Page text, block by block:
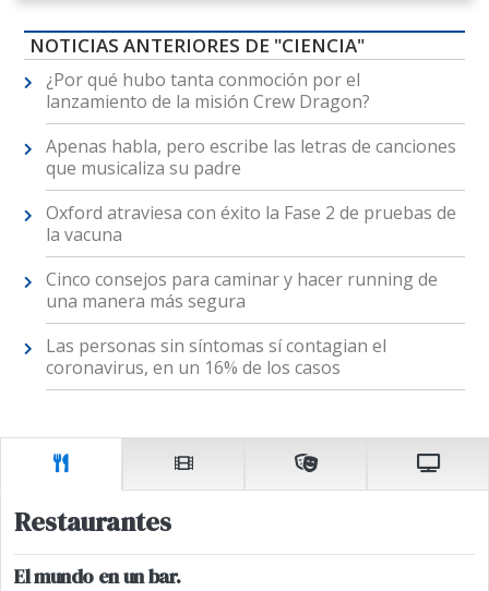
NOTICIAS ANTERIORES DE "CIENCIA"
¿Por qué hubo tanta conmoción por el
lanzamiento de la misión Crew Dragon?
Apenas habla, pero escribe las letras de canciones
que musicaliza su padre
Oxford atraviesa con éxito la Fase 2 de pruebas de
la vacuna
Cinco consejos para caminar y hacer running de
una manera más segura
Las personas sin síntomas sí contagian el
coronavirus, en un 16% de los casos
Restaurantes
El mundo en un bar.